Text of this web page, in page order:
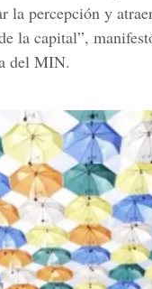
la percepción y
la capital”,
del MIN.